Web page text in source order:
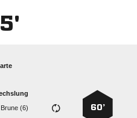
60’
